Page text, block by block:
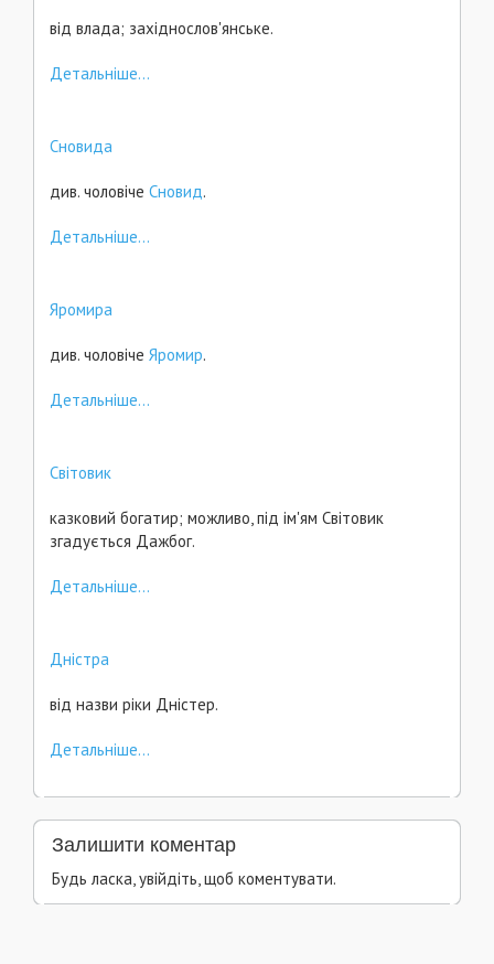
від влада; західнослов'янське.
Детальніше...
Сновида
див. чоловіче Сновид.
Детальніше...
Яромира
див. чоловіче Яромир.
Детальніше...
Світовик
казковий богатир; можливо, під ім'ям Світовик
згадується Дажбог.
Детальніше...
Дністра
від назви ріки Дністер.
Детальніше...
Залишити коментар
Будь ласка, увійдіть, щоб коментувати.